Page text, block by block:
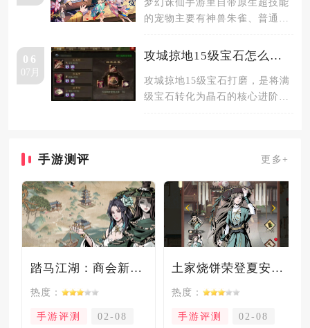
的宠物主要有神兽朱雀、普通宠
携带强
06
07月
攻城掠地15级宝石怎么打磨
攻城掠地15级宝石打磨，是将满
级宝石转化为晶石的核心进阶操
手游测评 更多+
踏马江湖：商会新玩法坑惨奸商，拼多多砍一砍洗脑夏安！
热度：
手游评测 02-08
土家烧饼荣登夏安必吃榜？烧饼西施摇身成流量网红！
热度：
手游评测 02-08